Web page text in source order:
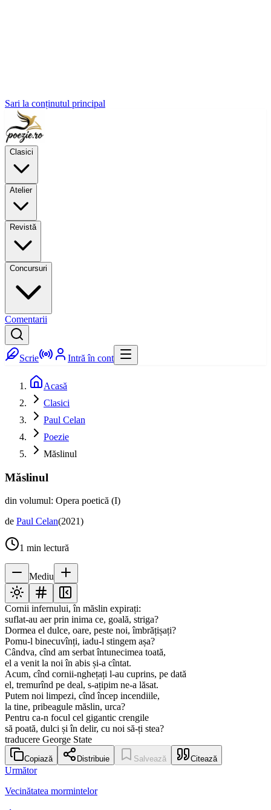
Sari la conținutul principal
Clasici
Atelier
Revistă
Concursuri
Comentarii
Scrie Intră în cont
Acasă
Clasici
Paul Celan
Poezie
Măslinul
Măslinul
din volumul: Opera poetică (I)
de Paul Celan(2021)
1 min lectură
Mediu
Cornii infernului, în măslin expirați:
suflat-au aer prin inima ce, goală, striga?
Dormea el dulce, oare, peste noi, îmbrățișați?
Pomu-l binecuvînți, iadu-l stingem așa?
Cândva, cînd am serbat întunecimea toată,
el a venit la noi în abis și-a cîntat.
Acum, cînd cornii-nghețați l-au cuprins, pe dată
el, tremurînd pe deal, s-ațipim ne-a lăsat.
Putem noi limpezi, cînd încep incendiile,
la tine, pribeagule măslin, urca?
Pentru ca-n focul cel gigantic crengile
să poată, dulci și în delir, cu noi să-ți stea?
traducere George State
Copiază Distribuie Salvează Citează
Următor
Vecinătatea mormintelor